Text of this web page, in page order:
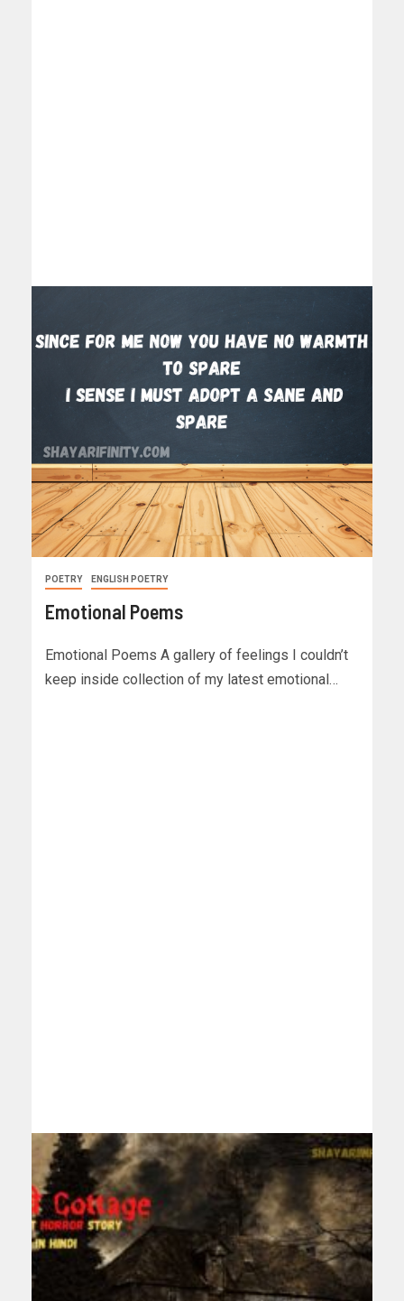
POETRY ENGLISH POETRY
Emotional Poems
Emotional Poems A gallery of feelings I couldn’t
keep inside collection of my latest emotional…